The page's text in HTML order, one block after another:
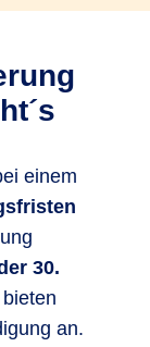
einem
30.
an.